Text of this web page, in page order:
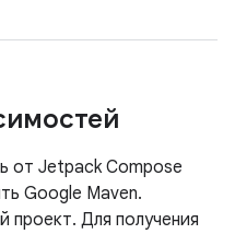
от Jetpack Compose
Google Maven.
проект. Для получения